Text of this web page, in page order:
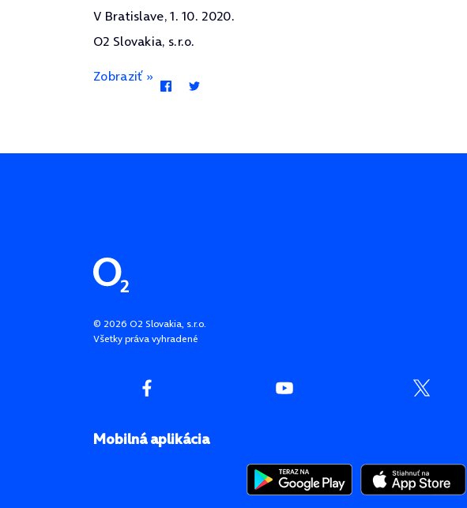
V Bratislave, 1. 10. 2020.
O2 Slovakia, s.r.o.
Zobraziť »
Pätička stránky
© 2026 O2 Slovakia, s.r.o.
Všetky práva vyhradené
Mobilná aplikácia